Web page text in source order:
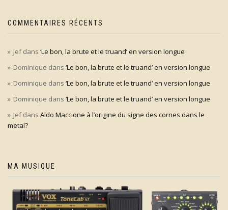
COMMENTAIRES RÉCENTS
Jefdans ‘Le bon, la brute et le truand’ en version longue
Dominique dans ‘Le bon, la brute et le truand’ en version longue
Dominique dans ‘Le bon, la brute et le truand’ en version longue
Dominique dans ‘Le bon, la brute et le truand’ en version longue
Jefdans Aldo Maccione à l’origine du signe des cornes dans le
metal?
MA MUSIQUE